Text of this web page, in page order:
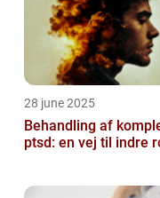
28 june 2025
Behandling af
ptsd: en vej til indre